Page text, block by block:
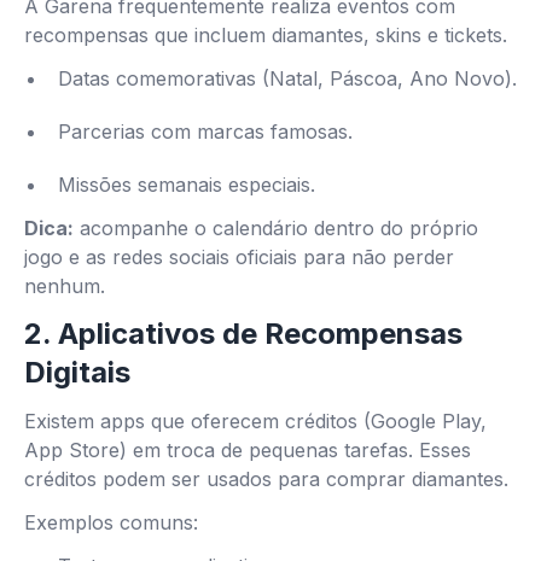
A Garena frequentemente realiza eventos com
recompensas que incluem diamantes, skins e tickets.
Datas comemorativas (Natal, Páscoa, Ano Novo).
Parcerias com marcas famosas.
Missões semanais especiais.
Dica: acompanhe o calendário dentro do próprio
jogo e as redes sociais oficiais para não perder
nenhum.
2. Aplicativos de Recompensas
Digitais
Existem apps que oferecem créditos (Google Play,
App Store) em troca de pequenas tarefas. Esses
créditos podem ser usados para comprar diamantes.
Exemplos comuns: